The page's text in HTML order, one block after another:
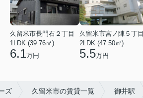
久留米市長門石２丁目
1LDK (39.76㎡)
6.1万円
久留米市宮ノ陣５丁目
2LDK (47.50㎡)
5.5万円
ズ 久留米市の賃貸一覧 御井駅